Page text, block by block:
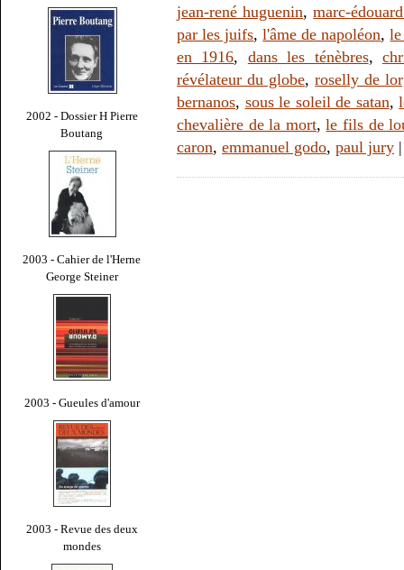
2002 - Dossier H Pierre
Boutang
2003 - Cahier de l'Herne
George Steiner
2003 - Gueules d'amour
2003 - Revue des deux
mondes
jean-rené huguenin,marc-
par les juifs,l'âme de napoléon,
en 1916, dans les ténèbres,
révélateur du globe,roselly de
bernanos, sous le soleil de satan,
chevalière de la mort,le fils de
caron, emmanuel godo, paul jury